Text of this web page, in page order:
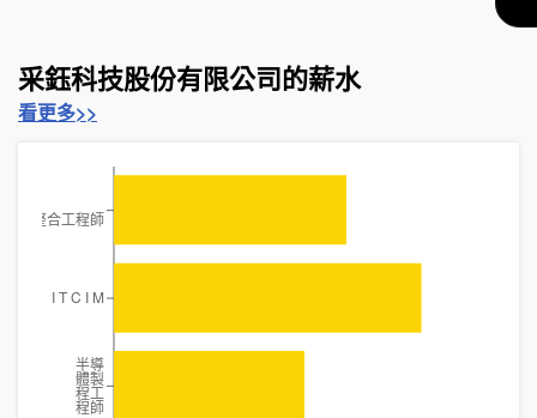
采鈺科技股份有限公司的薪水
看更多>>
製程整合工程師
I T C I M
半導
體製
程工
程師